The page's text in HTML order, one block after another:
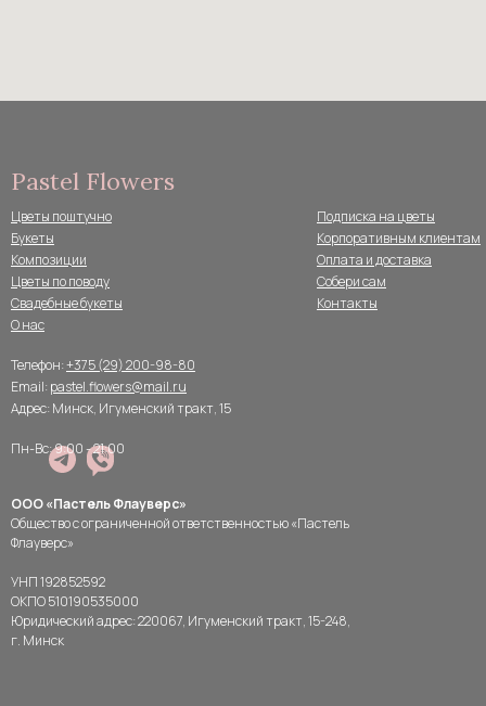
ООО «Пастель Флауверс»
Общество с ограниченной ответственностью «Пастель
Флауверс»
УНП 192852592
ОКПО 510190535000
Юридический адрес: 220067, Игуменский тракт, 15-248,
г. Минск
Телефон:+375 (29) 200-98-80
Email: pastel.flowers@mail.ru
Цветы поштучно
Адрес: Минск, Игуменский тракт, 15
Букеты
Композиции
Цветы по поводу
Пн-Вс: 9:00 - 21:00
Свадебные букеты
Pastel Flowers
О нас
Подписка на цветы
Корпоративным клиентам
Оплата и доставка
Собери сам
Контакты